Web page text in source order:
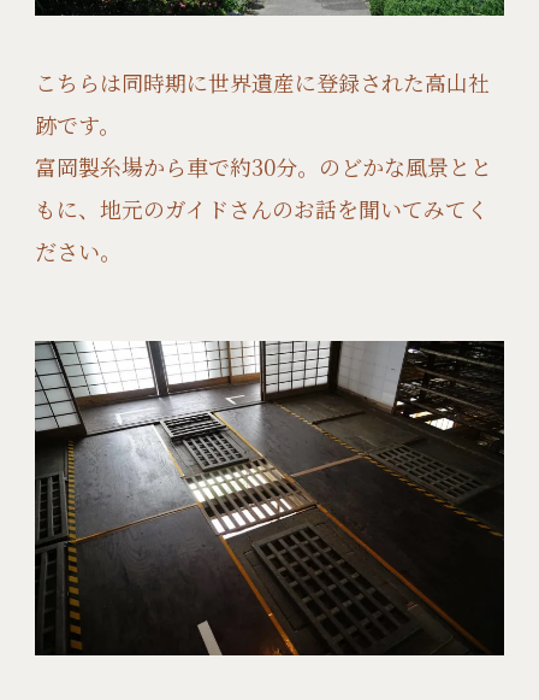
こちらは同時期に世界遺産に登録された高山社
跡です。
富岡製糸場から車で約30分。のどかな風景とと
もに、地元のガイドさんのお話を聞いてみてく
ださい。